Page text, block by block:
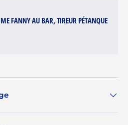
FANNY AU BAR, TIREUR PÉTANQUE